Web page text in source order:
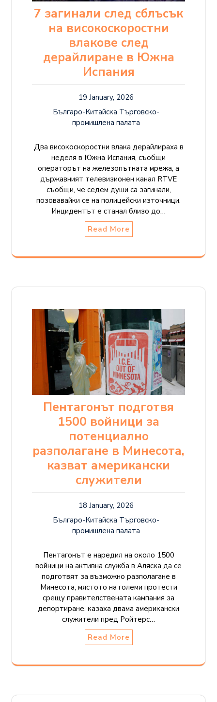
7 загинали след сблъсък
на високоскоростни
влакове след
дерайлиране в Южна
Испания
19 January, 2026
Българо-Китайска Търговско-
промишлена палaта
Два високоскоростни влака дерайлираха в
неделя в Южна Испания, съобщи
операторът на железопътната мрежа, а
държавният телевизионен канал RTVE
съобщи, че седем души са загинали,
позовавайки се на полицейски източници.
Инцидентът е станал близо до…
Read More
Пентагонът подготвя
1500 войници за
потенциално
разполагане в Минесота,
казват американски
служители
18 January, 2026
Българо-Китайска Търговско-
промишлена палaта
Пентагонът е наредил на около 1500
войници на активна служба в Аляска да се
подготвят за възможно разполагане в
Минесота, мястото на големи протести
срещу правителствената кампания за
депортиране, казаха двама американски
служители пред Ройтерс…
Read More